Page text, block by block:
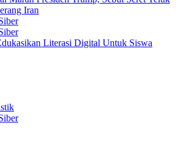
Iran
Literasi Digital Untuk Siswa